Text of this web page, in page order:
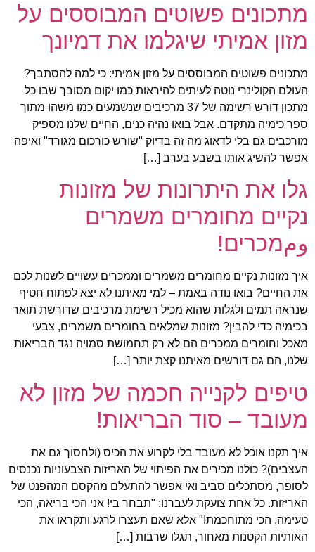
מתכונים פשוטים המבוססים על
מזון אמיתי שיגלמו את דמיונך
מתכונים פשוטים המבוססים על מזון אמיתי: כי למה להסתבך?
העולם הקולינרי נוטה לעיתים להיראות כמו יקום מסובך שבו כל
מתכון דורש רשימה של 37 מרכיבים שנשמעים כמו משהו מתוך
ספר כימיה מתקדם. אבל בואו נהיה כנים, החיים שלנו מספיק
מורכבים גם בלי לדאוג מה זה בדיוק "שורש כורכום מגורד" ואיפה
אפשר להשיג אותו בשבע בערב […]
גלו את היתרונות של מזונות
נקיים מחומרים משמרים
ومמכרים!
איך מזונות נקיים מחומרים משמרים וממכרים עשויים לשנות לכם
את החיים? בואו נודה באמת – למי מאיתנו לא יצא לפתוח חטיף
שנראה תמים ולגלות שהוא מכיל רשימת מרכיבים שדורשת תואר
בכימיה כדי להבין? מזונות שמלאים בחומרים משמרים, צבעי
מאכל וחומרים ממכרים הם לא רק תחמושת סמויה נגד הבריאות
שלנו, הם גם דורשים מאיתנו קצת יותר […]
טיפים לקנייה חכמה של מזון לא
מעובד – סוד הבריאות!
איך תקנו אוכל לא מעובד בלי לקרוע את הכיס (ולחסוך גם את
העצבים)? כולנו מכירים את הפיתוי של האריזות הצבעוניות נכנסים
לסופר, מסתכלים סביב ואי אפשר להתעלם מהקסם המהפנט של
האריזות. כל אחת צועקת לעברנו: "תבחר בי! אני הכי בריאה, הכי
טעימה, הכי מתוחכמת!" אלא שאם תעצרו לרגע ותקראו את
האותיות הקטנות מאחור, תגלו שרבות […]